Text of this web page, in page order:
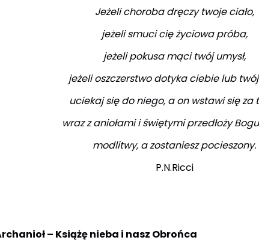
Jeżeli choroba dręczy twoje ciało,
jeżeli smuci cię życiowa próba,
jeżeli pokusa mąci twój umysł,
jeżeli oszczerstwo dotyka ciebie lub
uciekaj się do niego, a on wstawi się za
wraz z aniołami i świętymi przedłoży
modlitwy, a zostaniesz pocieszony.
P.N.Ricci
– Książę nieba i nasz Obrońca